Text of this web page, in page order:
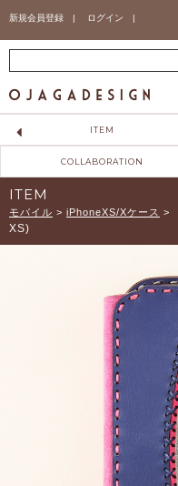
新規会員登録 | ログイン |
ITEM
COLLABORATION
ITEM
モバイル > iPhoneXS/Xケース >
XS)